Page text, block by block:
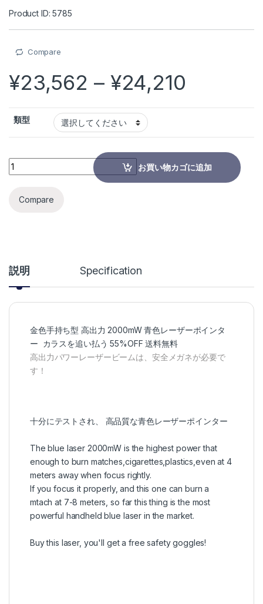
Product ID: 5785
Compare
¥23,562 – ¥24,210
類型
金色手持ち型 高出力 2000W 青色レーザーポインター カラスを追
お買い物カゴに追加
Compare
説明 Specification
金色手持ち型 高出力 2000mW 青色レーザーポインタ
ー カラスを追い払う 55%OFF 送料無料
高出力パワーレーザービームは、安全メガネが必要で
す！
十分にテストされ、 高品質な青色レーザーポインター
The blue laser 2000mW is the highest power that
enough to burn matches,cigarettes,plastics,even at 4
meters away when focus rightly.
If you focus it properly, and this one can burn a
mtach at 7-8 meters, so far this thing is the most
powerful handheld blue laser in the market.
Buy this laser, you'll get a free safety goggles!